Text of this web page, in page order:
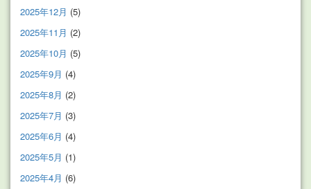
2025年12月 (5)
2025年11月 (2)
2025年10月 (5)
2025年9月 (4)
2025年8月 (2)
2025年7月 (3)
2025年6月 (4)
2025年5月 (1)
2025年4月 (6)